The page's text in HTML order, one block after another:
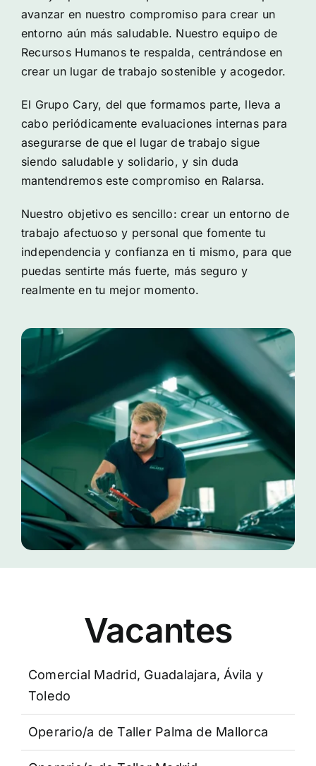
avanzar en nuestro compromiso para crear un
entorno aún más saludable. Nuestro equipo de
Recursos Humanos te respalda, centrándose en
crear un lugar de trabajo sostenible y acogedor.
El Grupo Cary, del que formamos parte, lleva a
cabo periódicamente evaluaciones internas para
asegurarse de que el lugar de trabajo sigue
siendo saludable y solidario, y sin duda
mantendremos este compromiso en Ralarsa.
Nuestro objetivo es sencillo: crear un entorno de
trabajo afectuoso y personal que fomente tu
independencia y confianza en ti mismo, para que
puedas sentirte más fuerte, más seguro y
realmente en tu mejor momento.
Vacantes
Comercial Madrid, Guadalajara, Ávila y
Toledo
Operario/a de Taller Palma de Mallorca